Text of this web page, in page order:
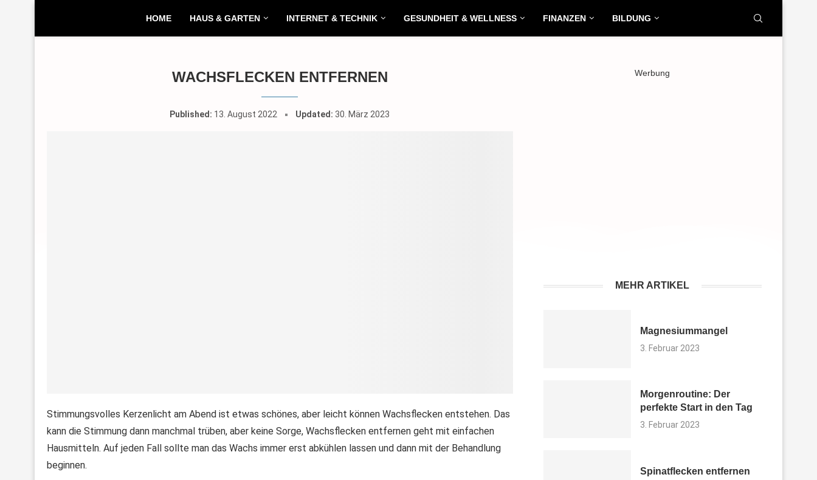
HOME HAUS & GARTEN INTERNET & TECHNIK GESUNDHEIT & WELLNESS FINANZEN BILDUNG
WACHSFLECKEN ENTFERNEN
Published: 13. August 2022 Updated: 30. März 2023
Stimmungsvolles Kerzenlicht am Abend ist etwas schönes, aber leicht können Wachsflecken entstehen. Das
kann die Stimmung dann manchmal trüben, aber keine Sorge, Wachsflecken entfernen geht mit einfachen
Hausmitteln. Auf jeden Fall sollte man das Wachs immer erst abkühlen lassen und dann mit der Behandlung
beginnen.
Werbung
MEHR ARTIKEL
Magnesiummangel
3. Februar 2023
Morgenroutine: Der
perfekte Start in den Tag
3. Februar 2023
Spinatflecken entfernen